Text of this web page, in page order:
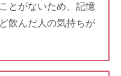
とがないため、記憶
飲んだ人の気持ちが